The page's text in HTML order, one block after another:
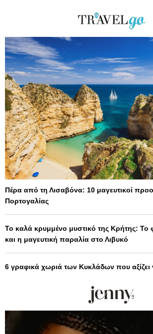
Πέρα από τη Λισαβόνα: 10 μαγευτικοί
Πορτογαλίας
Το καλά κρυμμένο μυστικό της Κρήτης: Το
και η μαγευτική παραλία στο Λιβυκό
6 γραφικά χωριά των Κυκλάδων που